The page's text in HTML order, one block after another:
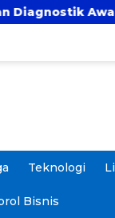
KH
Teknologi
Bisnis